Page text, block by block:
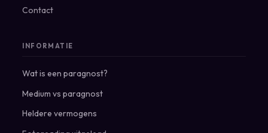
Contact
INFORMATIE
Wat is een paragnost?
Medium vs paragnost
Heldere vermogens